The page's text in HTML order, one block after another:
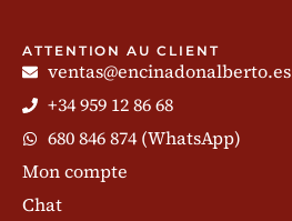
ATTENTION AU CLIENT
ventas@encinadonalberto.es
+34 959 12 86 68
680 846 874 (WhatsApp)
Mon compte
Chat